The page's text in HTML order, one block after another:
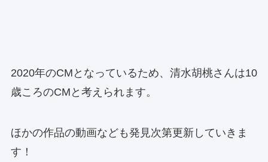
2020年のCMとなっているため、清水胡桃さんは10
歳ころのCMと考えられます。
ほかの作品の動画なども発見次第更新していきま
す！